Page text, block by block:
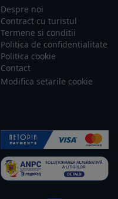
Despre noi
Contract cu turistul
Termene si conditii
Politica de confidentialitate
Politica cookie
Contact
Modifica setarile cookie